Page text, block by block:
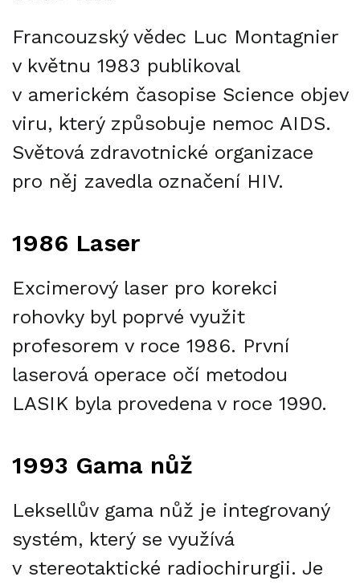
Francouzský vědec Luc Montagnier
v květnu 1983 publikoval
v americkém časopise Science objev
viru, který způsobuje nemoc AIDS.
Světová zdravotnické organizace
pro něj zavedla označení HIV.
1986 Laser
Excimerový laser pro korekci
rohovky byl poprvé využit
profesorem v roce 1986. První
laserová operace očí metodou
LASIK byla provedena v roce 1990.
1993 Gama nůž
Leksellův gama nůž je integrovaný
systém, který se využívá
v stereotaktické radiochirurgii. Je